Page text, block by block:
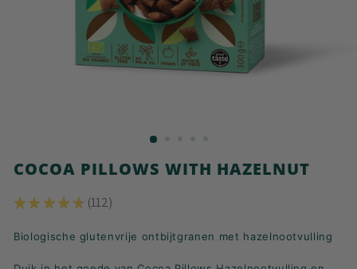
COCOA PILLOWS WITH HAZELNUT
★ ★ ★ ★ ★ 112
112
Biologische glutenvrije ontbijtgranen met hazelnootvulling